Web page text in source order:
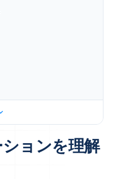
ョンを理解